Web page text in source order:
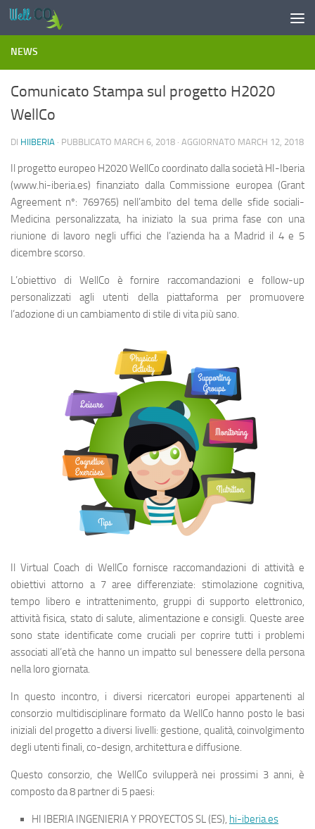
Salta al contenuto
NEWS
Comunicato Stampa sul progetto H2020
WellCo
DI HIIBERIA · PUBBLICATO MARCH 6, 2018 · AGGIORNATO MARCH 12, 2018
Il progetto europeo H2020 WellCo coordinato dalla società HI-Iberia
(www.hi-iberia.es) finanziato dalla Commissione europea (Grant
Agreement nº: 769765) nell’ambito del tema delle sfide sociali-
Medicina personalizzata, ha iniziato la sua prima fase con una
riunione di lavoro negli uffici che l’azienda ha a Madrid il 4 e 5
dicembre scorso.
L’obiettivo di WellCo è fornire raccomandazioni e follow-up
personalizzati agli utenti della piattaforma per promuovere
l’adozione di un cambiamento di stile di vita più sano.
Il Virtual Coach di WellCo fornisce raccomandazioni di attività e
obiettivi attorno a 7 aree differenziate: stimolazione cognitiva,
tempo libero e intrattenimento, gruppi di supporto elettronico,
attività fisica, stato di salute, alimentazione e consigli. Queste aree
sono state identificate come cruciali per coprire tutti i problemi
associati all’età che hanno un impatto sul benessere della persona
nella loro giornata.
In questo incontro, i diversi ricercatori europei appartenenti al
consorzio multidisciplinare formato da WellCo hanno posto le basi
iniziali del progetto a diversi livelli: gestione, qualità, coinvolgimento
degli utenti finali, co-design, architettura e diffusione.
Questo consorzio, che WellCo svilupperà nei prossimi 3 anni, è
composto da 8 partner di 5 paesi:
HI IBERIA INGENIERIA Y PROYECTOS SL (ES), hi-iberia.es